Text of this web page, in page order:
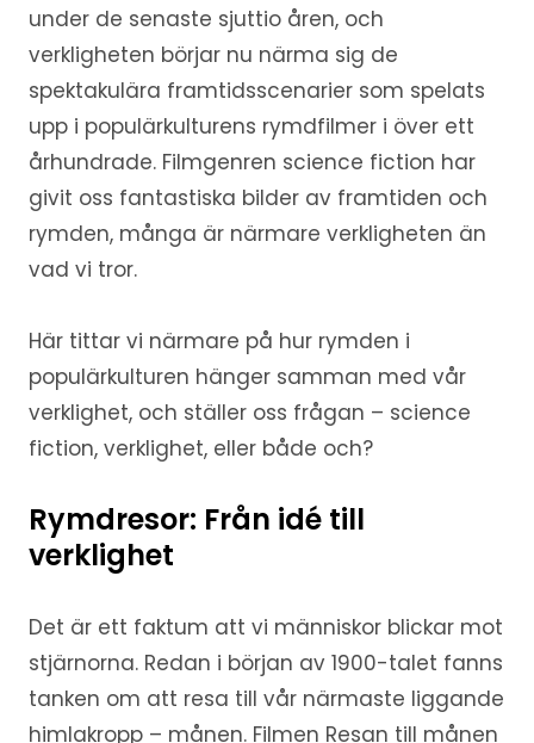
under de senaste sjuttio åren, och
verkligheten börjar nu närma sig de
spektakulära framtidsscenarier som spelats
upp i populärkulturens rymdfilmer i över ett
århundrade. Filmgenren science fiction har
givit oss fantastiska bilder av framtiden och
rymden, många är närmare verkligheten än
vad vi tror.
Här tittar vi närmare på hur rymden i
populärkulturen hänger samman med vår
verklighet, och ställer oss frågan – science
fiction, verklighet, eller både och?
Rymdresor: Från idé till
verklighet
Det är ett faktum att vi människor blickar mot
stjärnorna. Redan i början av 1900-talet fanns
tanken om att resa till vår närmaste liggande
himlakropp – månen. Filmen Resan till månen